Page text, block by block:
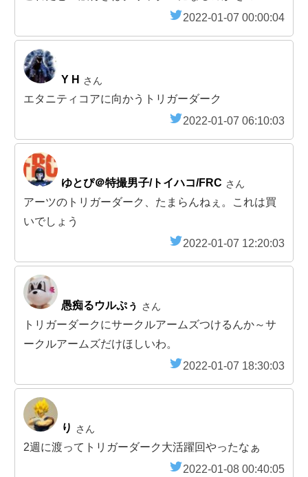
2022-01-07 00:00:04
Y H さん
エタニティコアに向かうトリガーダーク
2022-01-07 06:10:03
ゆとぴ＠特撮男子/トイハコ/FRC さん
アーツのトリガーダーク、たまらんねぇ。これは買
いでしょう
2022-01-07 12:20:03
愚痴るウルぷぅ さん
トリガーダークにサークルアームズつけるんか～サ
ークルアームズだけほしいわ。
2022-01-07 18:30:03
り さん
2週に渡ってトリガーダーク大活躍回やったなぁ
2022-01-08 00:40:05